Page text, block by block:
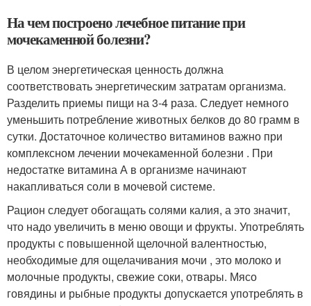
На чем построено лечебное питание при
мочекаменной болезни?
В целом энергетическая ценность должна
соответствовать энергетическим затратам организма.
Разделить приемы пищи на 3-4 раза. Следует немного
уменьшить потребление животных белков до 80 грамм в
сутки. Достаточное количество витаминов важно при
комплексном лечении мочекаменной болезни . При
недостатке витамина А в организме начинают
накапливаться соли в мочевой системе.
Рацион следует обогащать солями калия, а это значит,
что надо увеличить в меню овощи и фрукты. Употреблять
продукты с повышенной щелочной валентностью,
необходимые для ощелачивания мочи , это молоко и
молочные продукты, свежие соки, отвары. Мясо
говядины и рыбные продукты допускается употреблять в